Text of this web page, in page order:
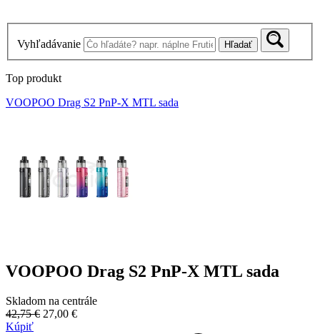
Vyhľadávanie Hľadať
Top produkt
VOOPOO Drag S2 PnP-X MTL sada
VOOPOO Drag S2 PnP-X MTL sada
Skladom na centrále
42,75 € 27,00 €
Kúpiť